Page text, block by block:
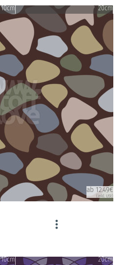
10cm 20cm
ab 12.49€
(inkl. USt)
10cm 20cm